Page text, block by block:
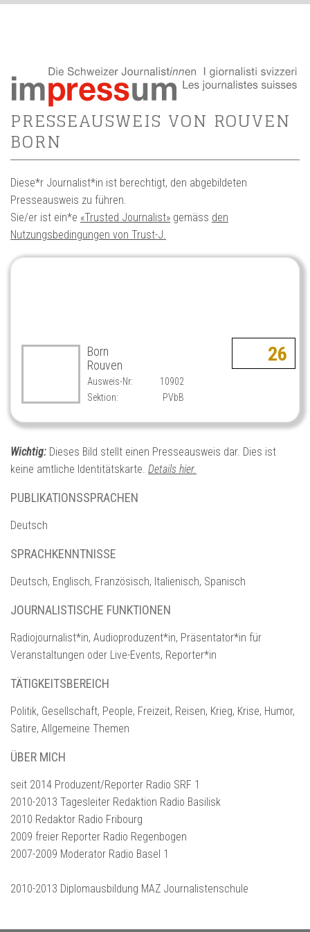
PRESSEAUSWEIS VON ROUVEN
BORN
Diese*r Journalist*in ist berechtigt, den abgebildeten
Presseausweis zu führen.
Sie/er ist ein*e «Trusted Journalist» gemäss den
Nutzungsbedingungen von Trust-J.
Born
Rouven
Ausweis-Nr:
10902
Sektion:
PVbB
26
Wichtig: Dieses Bild stellt einen Presseausweis dar. Dies ist
keine amtliche Identitätskarte. Details hier.
PUBLIKATIONSSPRACHEN
Deutsch
SPRACHKENNTNISSE
Deutsch, Englisch, Französisch, Italienisch, Spanisch
JOURNALISTISCHE FUNKTIONEN
Radiojournalist*in, Audioproduzent*in, Präsentator*in für
Veranstaltungen oder Live-Events, Reporter*in
TÄTIGKEITSBEREICH
Politik, Gesellschaft, People, Freizeit, Reisen, Krieg, Krise, Humor,
Satire, Allgemeine Themen
ÜBER MICH
seit 2014 Produzent/Reporter Radio SRF 1
2010-2013 Tagesleiter Redaktion Radio Basilisk
2010 Redaktor Radio Fribourg
2009 freier Reporter Radio Regenbogen
2007-2009 Moderator Radio Basel 1
2010-2013 Diplomausbildung MAZ Journalistenschule